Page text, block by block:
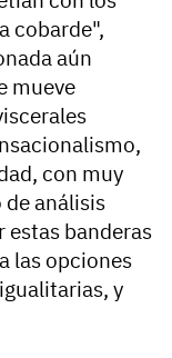
cobarde",
aún
mueve
con muy
análisis
estas banderas
las opciones
y